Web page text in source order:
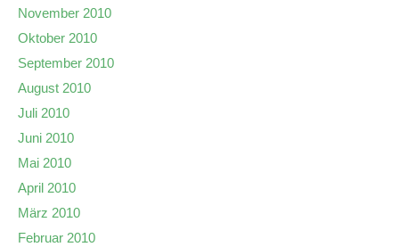
November 2010
Oktober 2010
September 2010
August 2010
Juli 2010
Juni 2010
Mai 2010
April 2010
März 2010
Februar 2010